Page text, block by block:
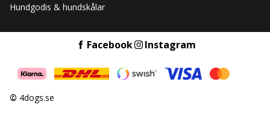
Hundgodis & hundskålar
Facebook Instagram
© 4dogs.se